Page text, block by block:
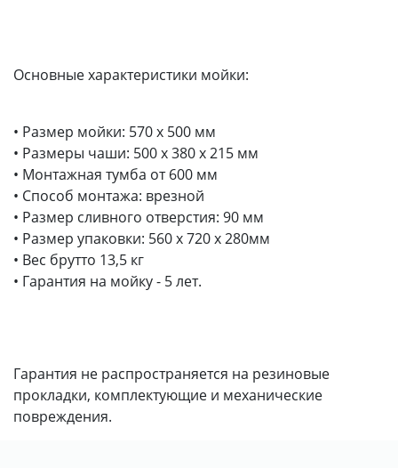
Основные характеристики мойки:
• Размер мойки: 570 x 500 мм
• Размеры чаши: 500 x 380 х 215 мм
• Монтажная тумба от 600 мм
• Способ монтажа: врезной
• Размер сливного отверстия: 90 мм
• Размер упаковки: 560 х 720 х 280мм
• Вес брутто 13,5 кг
• Гарантия на мойку - 5 лет.
Гарантия не распространяется на резиновые
прокладки, комплектующие и механические
повреждения.